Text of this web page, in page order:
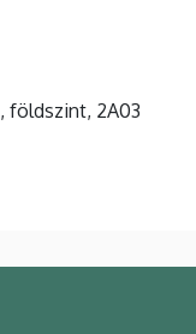
, földszint, 2A03